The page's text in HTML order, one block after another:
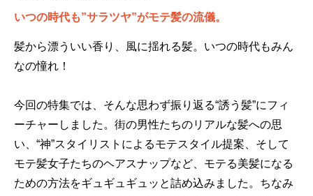
いつの時代も”サラツヤ”がモテ髪の流儀。
髪から漂ういい香り、風に揺れる髪。いつの時代もみん
なの憧れ！
今回の特集では、そんな思わず振り返る“誘う髪”にフィ
ーチャーしました。街の男性たちのリアルな髪への思
い、“神”スタイリストによるモテスタイル提案、そして
モテ髪女子たちのヘアスナップなど、モテる美髪になる
ための方法をギュギュギュッと詰め込みました。ちなみ